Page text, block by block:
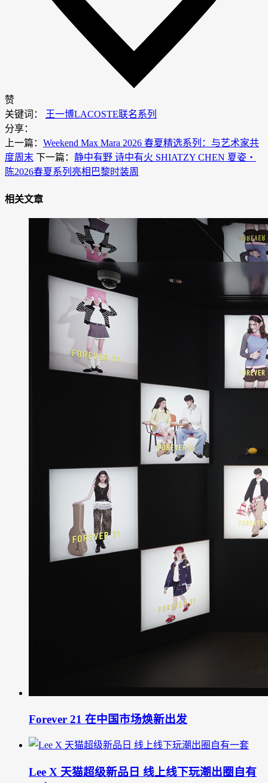
赞
关键词：
王一博LACOSTE联名系列
分享：
上一篇： Weekend Max Mara 2026 春夏精选系列：与艺术家共
度周末 下一篇： 静中有野 诗中有火 SHIATZY CHEN 夏姿・
陈2026春夏系列亮相巴黎时装周
相关文章
Forever 21 在中国市场焕新出发
Lee X 天猫超级新品日 线上线下玩潮出圈自有